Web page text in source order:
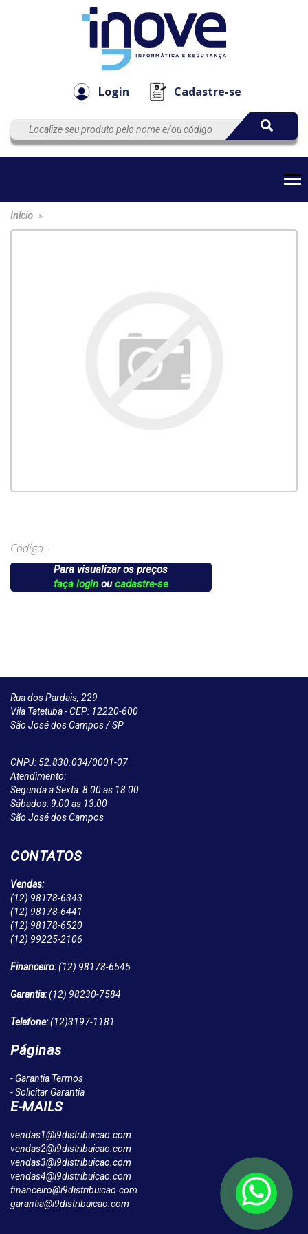
Login Cadastre-se
EmpresaAutomação
Início >
Código:
Para visualizar os preços
faça loginoucadastre-se
Rua dos Pardais, 229
Vila Tatetuba - CEP: 12220-600
São José dos Campos / SP
CNPJ: 52.830.034/0001-07
Atendimento:
Segunda à Sexta: 8:00 as 18:00
Sábados: 9:00 as 13:00
São José dos Campos
CONTATOS
Vendas:
(12) 98178-6343
(12) 98178-6441
(12) 98178-6520
(12) 99225-2106
Financeiro:(12) 98178-6545
Garantia:(12) 98230-7584
Telefone:(12)3197-1181
Páginas
- Garantia Termos
- Solicitar Garantia
E-MAILS
vendas1@i9distribuicao.com
vendas2@i9distribuicao.com
vendas3@i9distribuicao.com
vendas4@i9distribuicao.com
financeiro@i9distribuicao.com
garantia@i9distribuicao.com